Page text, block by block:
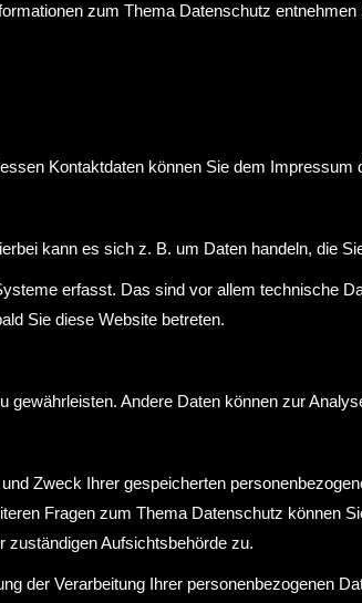
zum Thema Datenschutz
Kontaktdaten können Sie dem Impressum
kann es sich z. B. um Daten handeln, die
erfasst. Das sind vor allem technische
Sie diese Website betreten.
Andere Daten können zur
Zweck Ihrer gespeicherten
Fragen zum Thema Datenschutz können
zuständigen Aufsichtsbehörde zu.
der Verarbeitung Ihrer personenbezogenen